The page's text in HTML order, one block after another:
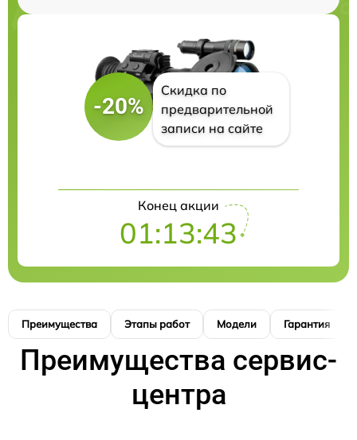
-20%
Скидка по
предварительной
записи на сайте
Конец акции
01:13:42
Преимущества Этапы работ Модели Гарантия
Преимущества сервис-
центра